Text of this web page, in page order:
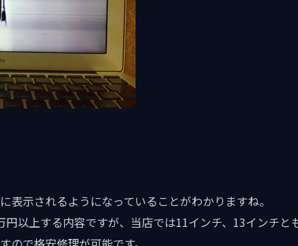
表示されるようになっていることがわかりますね。
円以上する内容ですが、当店では11インチ、13インチと